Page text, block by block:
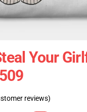
Your
reviews)